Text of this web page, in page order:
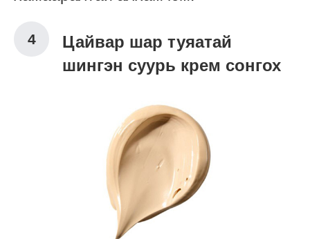
Цайвар шар туяатай
шингэн суурь крем сонгох